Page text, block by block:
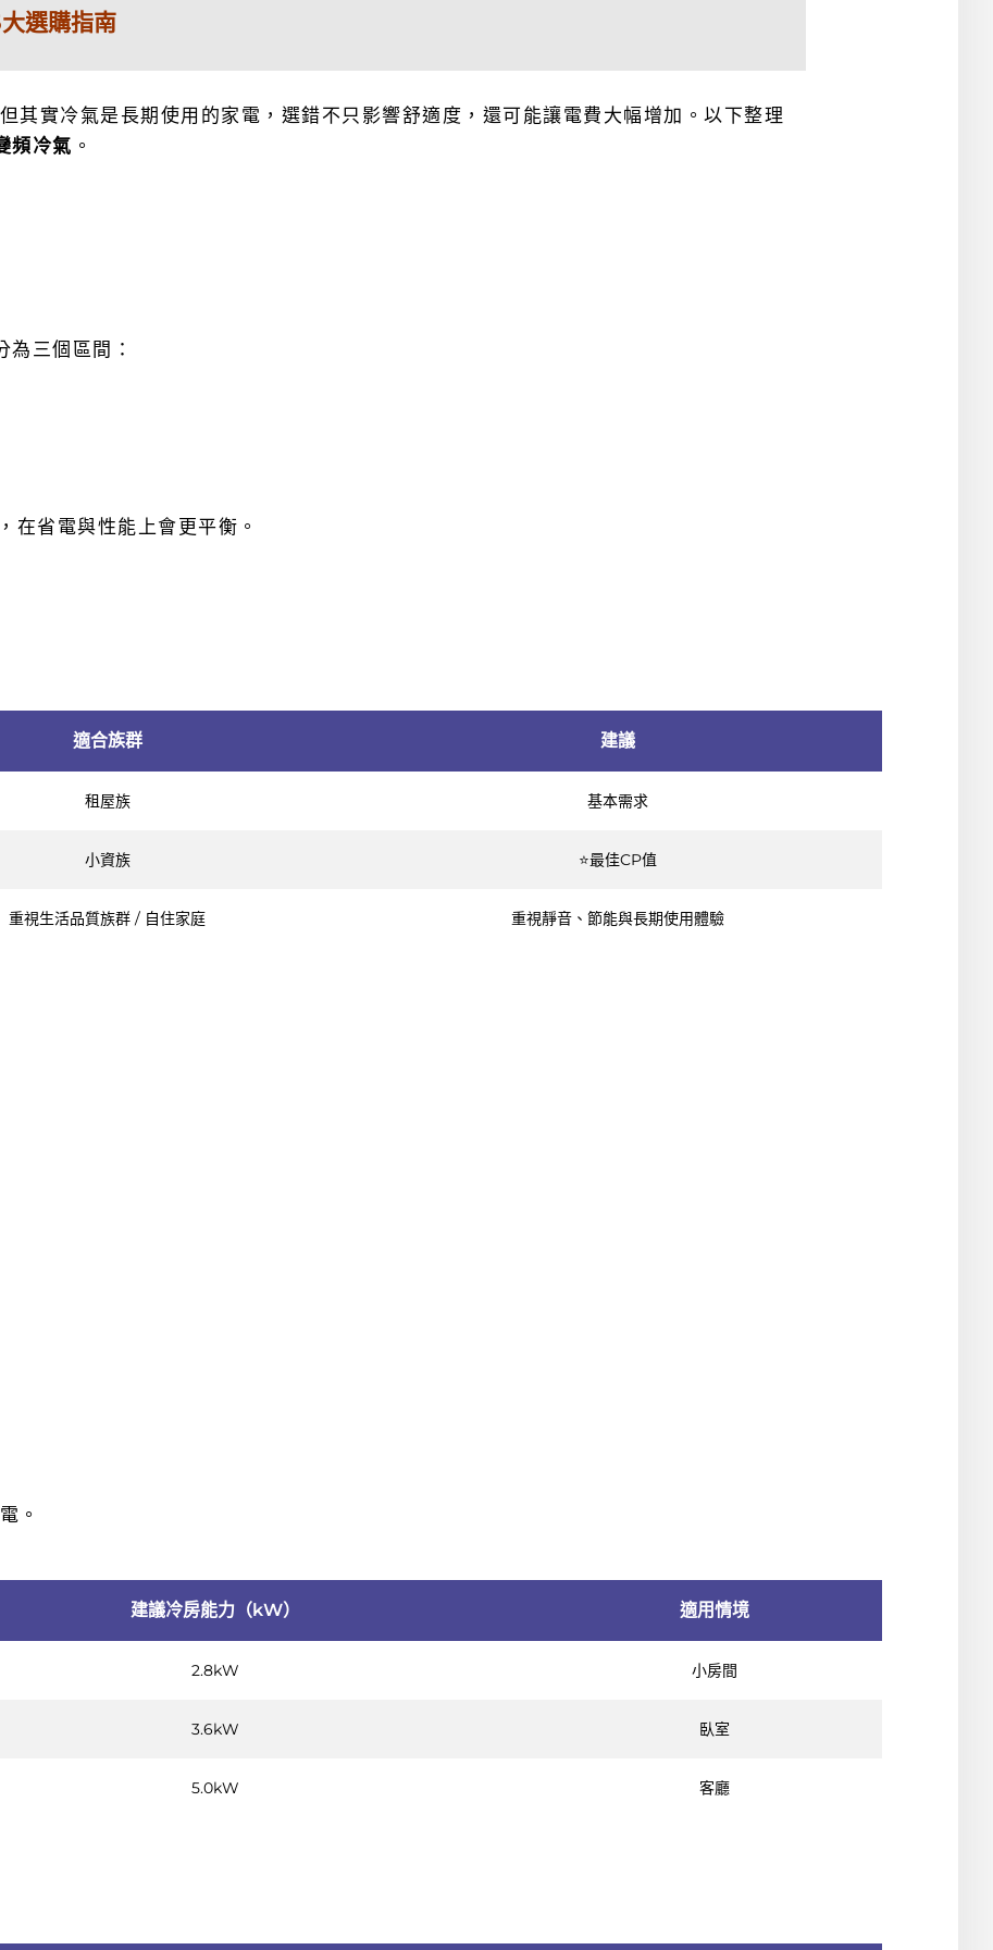
選購指南
其實冷氣是長期使用的家電，選錯不只影響舒適度，還可能讓電費大幅增加。以下整理
頻冷氣 。
為三個區間：
在省電與性能上會更平衡。
適合族群 建議
租屋族 基本需求
小資族 ⭐最佳CP值
重視生活品質族群 / 自住家庭 重視靜音、節能與長期使用體驗
。
建議冷房能力（kW） 適用情境
2.8kW 小房間
3.6kW 臥室
5.0kW 客廳